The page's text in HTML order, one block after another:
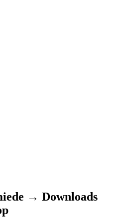
→ Downloads